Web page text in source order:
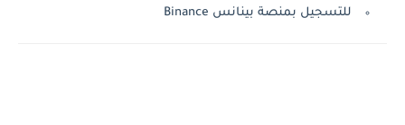
للتسجيل بمنصة بينانس Binance